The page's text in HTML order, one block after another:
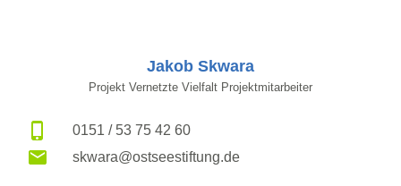
Jakob Skwara
Projekt Vernetzte Vielfalt Projektmitarbeiter
0151 / 53 75 42 60
skwara@ostseestiftung.de